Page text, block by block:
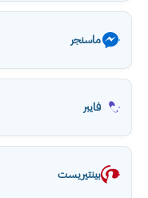
ماسنجر
فايبر
بينتيريست